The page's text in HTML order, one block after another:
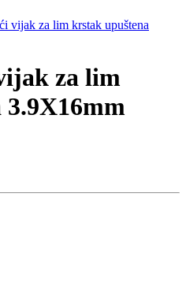
vijak za lim krstak upuštena
za lim
3.9X16mm